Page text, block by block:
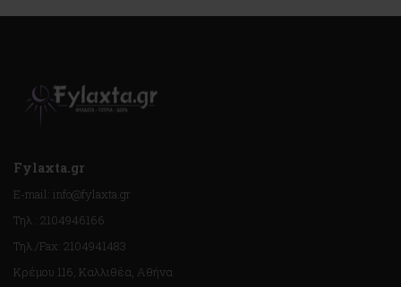
Fylaxta.gr
E-mail: info@fylaxta.gr
Τηλ.: 2104946166
Τηλ./Fax: 2104941483
Κρέμου 116, Καλλιθέα, Αθήνα